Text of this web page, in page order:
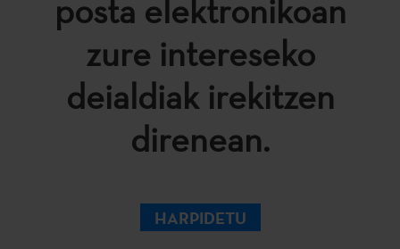
posta elektronikoan
zure intereseko
deialdiak irekitzen
direnean.
HARPIDETU